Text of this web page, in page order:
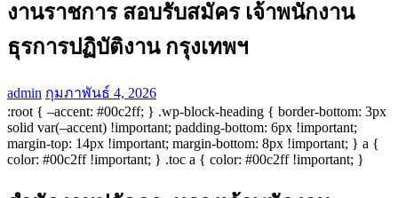
งานราชการ สอบรับสมัคร เจ้าพนักงาน
ธุรการปฏิบัติงาน กรุงเทพฯ
admin กุมภาพันธ์ 4, 2026
:root { –accent: #00c2ff; } .wp-block-heading { border-bottom: 3px
solid var(–accent) !important; padding-bottom: 6px !important;
margin-top: 14px !important; margin-bottom: 8px !important; } a {
color: #00c2ff !important; } .toc a { color: #00c2ff !important; }